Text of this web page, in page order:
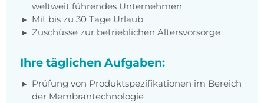
weltweit führendes Unternehmen
Mit bis zu 30 Tage Urlaub
Zuschüsse zur betrieblichen Altersvorsorge
Ihre täglichen Aufgaben:
Prüfung von Produktspezifikationen im Bereich
der Membrantechnologie